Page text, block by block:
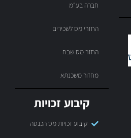
חברה בע״מ
החזרי מס לשכירים
החזר מס שבח
מחזור משכנתא
קיבוע זכויות
קיבוע זכויות מס הכנסה